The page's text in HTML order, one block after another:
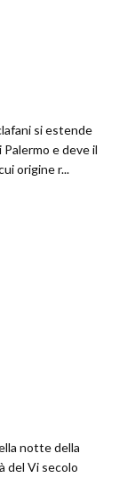
si estende
e deve il
origine r...
notte della
del Vi secolo